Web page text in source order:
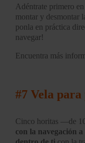
Adéntrate primero
montar y desmontar
ponla en práctica
navegar!
Encuentra más
#7 Vela
Cinco horitas —de
con la navegación